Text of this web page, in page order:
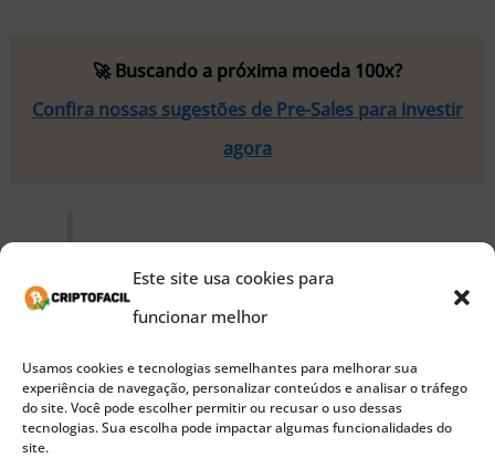
Este site usa cookies para
funcionar melhor
Usamos cookies e tecnologias semelhantes para melhorar sua
experiência de navegação, personalizar conteúdos e analisar o tráfego
do site. Você pode escolher permitir ou recusar o uso dessas
tecnologias. Sua escolha pode impactar algumas funcionalidades do
site.
🚀 Buscando a próxima moeda 100x?
Confira nossas sugestões de Pre-Sales para investir
agora
IRS para emitir orientações sobre
contribuintes merecem clareza sobre
várias questões básicas relativas à